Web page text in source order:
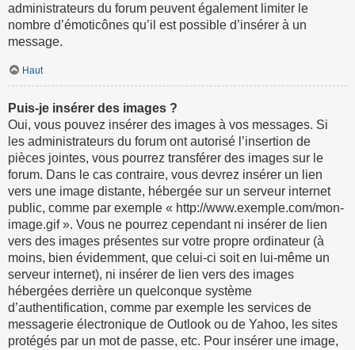
administrateurs du forum peuvent également limiter le
nombre d’émoticônes qu’il est possible d’insérer à un
message.
Haut
Puis-je insérer des images ?
Oui, vous pouvez insérer des images à vos messages. Si
les administrateurs du forum ont autorisé l’insertion de
pièces jointes, vous pourrez transférer des images sur le
forum. Dans le cas contraire, vous devrez insérer un lien
vers une image distante, hébergée sur un serveur internet
public, comme par exemple « http://www.exemple.com/mon-
image.gif ». Vous ne pourrez cependant ni insérer de lien
vers des images présentes sur votre propre ordinateur (à
moins, bien évidemment, que celui-ci soit en lui-même un
serveur internet), ni insérer de lien vers des images
hébergées derrière un quelconque système
d’authentification, comme par exemple les services de
messagerie électronique de Outlook ou de Yahoo, les sites
protégés par un mot de passe, etc. Pour insérer une image,